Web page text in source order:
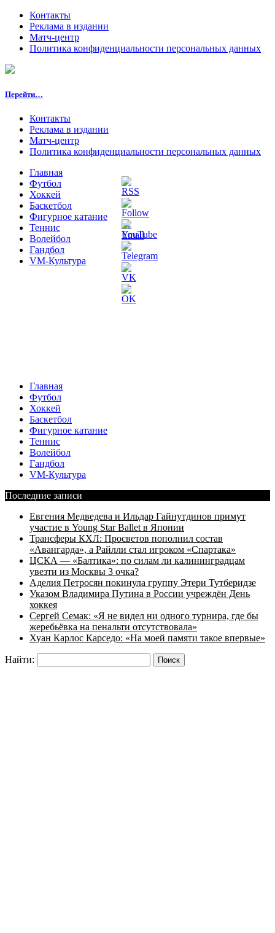
Контакты
Реклама в издании
Матч-центр
Политика конфиденциальности персональных данных
Перейти…
Контакты
Реклама в издании
Матч-центр
Политика конфиденциальности персональных данных
Главная
Футбол
Хоккей
Баскетбол
Фигурное катание
Теннис
Волейбол
Гандбол
VM-Культура
Главная
Футбол
Хоккей
Баскетбол
Фигурное катание
Теннис
Волейбол
Гандбол
VM-Культура
Последние записи
Евгения Медведева и Ильдар Гайнутдинов примут
участие в Young Star Ballet в Японии
Трансферы КХЛ: Просветов пополнил состав
«Авангарда», а Райлли стал игроком «Спартака»
ЦСКА — «Балтика»: по силам ли калининградцам
увезти из Москвы 3 очка?
Аделия Петросян покинула группу Этери Тутберидзе
Указом Владимира Путина в России учреждён День
хоккея
Сергей Семак: «Я не видел ни одного турнира, где бы
жеребьёвка на пенальти отсутствовала»
Хуан Карлос Карседо: «На моей памяти такое впервые»
Найти: